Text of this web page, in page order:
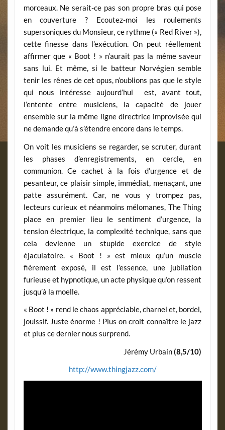
morceaux. Ne serait-ce pas son propre bras qui pose
en couverture ? Ecoutez-moi les roulements
supersoniques du Monsieur, ce rythme (« Red River »),
cette finesse dans l’exécution. On peut réellement
affirmer que « Boot ! » n’aurait pas la même saveur
sans lui. Et même, si le batteur Norvégien semble
tenir les rênes de cet opus, n’oublions pas que le style
qui nous intéresse aujourd’hui est, avant tout,
l’entente entre musiciens, la capacité de jouer
ensemble sur la même ligne directrice improvisée qui
ne demande qu’à s’étendre encore dans le temps.
On voit les musiciens se regarder, se scruter, durant
les phases d’enregistrements, en cercle, en
communion. Ce cachet à la fois d’urgence et de
pesanteur, ce plaisir simple, immédiat, menaçant, une
patte assurément. Car, ne vous y trompez pas,
lecteurs curieux et néanmoins mélomanes, The Thing
place en premier lieu le sentiment d’urgence, la
tension électrique, la complexité technique, sans que
cela devienne un stupide exercice de style
éjaculatoire. « Boot ! » est mieux qu’un muscle
fièrement exposé, il est l’essence, une jubilation
furieuse et hypnotique, un acte physique qu’on ressent
jusqu’à la moelle.
« Boot ! » rend le chaos appréciable, charnel et, bordel,
jouissif. Juste énorme ! Plus on croit connaître le jazz
et plus ce dernier nous surprend.
Jérémy Urbain(8,5/10)
http://www.thingjazz.com/